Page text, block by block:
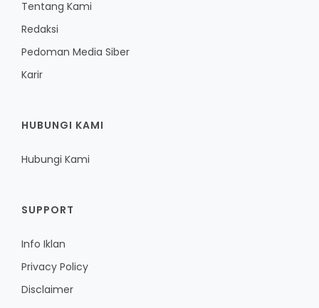
Tentang Kami
Redaksi
Pedoman Media Siber
Karir
HUBUNGI KAMI
Hubungi Kami
SUPPORT
Info Iklan
Privacy Policy
Disclaimer